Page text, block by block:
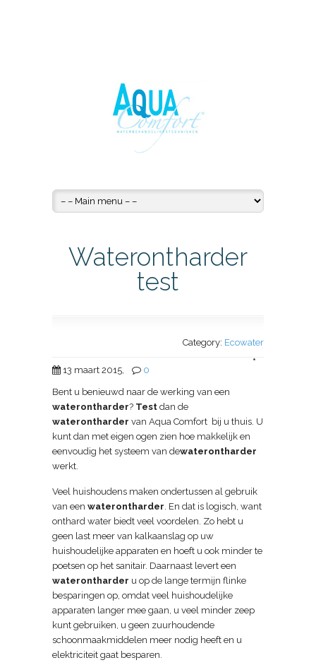
Waterontharder
test
Category: Ecowater
13 maart 2015, 0
Bent u benieuwd naar de werking van een
waterontharder? Test dan de
waterontharder van Aqua Comfort bij u thuis. U
kunt dan met eigen ogen zien hoe makkelijk en
eenvoudig het systeem van dewaterontharder
werkt.
Veel huishoudens maken ondertussen al gebruik
van een waterontharder. En dat is logisch, want
onthard water biedt veel voordelen. Zo hebt u
geen last meer van kalkaanslag op uw
huishoudelijke apparaten en hoeft u ook minder te
poetsen op het sanitair. Daarnaast levert een
waterontharder u op de lange termijn flinke
besparingen op, omdat veel huishoudelijke
apparaten langer mee gaan, u veel minder zeep
kunt gebruiken, u geen zuurhoudende
schoonmaakmiddelen meer nodig heeft en u
elektriciteit gaat besparen.
*